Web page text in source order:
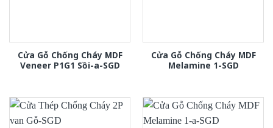
Cửa Gỗ Chống Cháy MDF
Veneer P1G1 Sồi-a-SGD
Cửa Gỗ Chống Cháy MDF
Melamine 1-SGD